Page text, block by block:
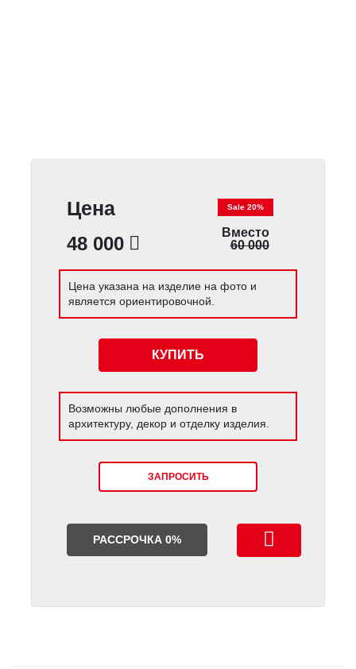
Цена
48 000
Sale 20%
Вместо
60 000
Цена указана на изделие на фото и
является ориентировочной.
КУПИТЬ
Возможны любые дополнения в
архитектуру, декор и отделку изделия.
ЗАПРОСИТЬ
РАССРОЧКА 0%